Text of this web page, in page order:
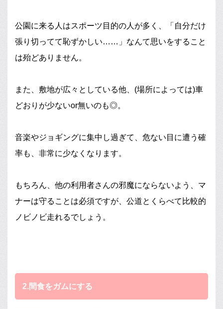
公園に来る人はスポーツ目的の人が多く、「自分だけ
張り切ってて恥ずかしい……」なんて思いをすること
は殆どありません。
また、敷地が広々としている他、(場所によっては)車
どおりが少ないor無いのも◎。
音楽やジョギングに集中し過ぎて、危ない目に遭う確
率も、非常に少なくなります。
もちろん、他の利用者さんの邪魔にならないよう、マ
ナーは守ることは必須ですが、公道とくらべて比較的
ノビノビ走れるでしょう。
2.間食をガムにする